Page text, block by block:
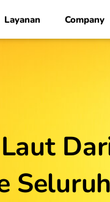
Layanan Company
Seluruh